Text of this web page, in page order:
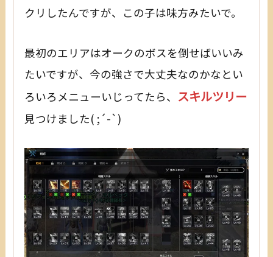
クリしたんですが、この子は味方みたいで。
最初のエリアはオークのボスを倒せばいいみ
たいですが、今の強さで大丈夫なのかなとい
ろいろメニューいじってたら、 スキルツリー
見つけました( ;´-`)